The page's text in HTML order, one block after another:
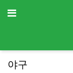
메뉴
야구